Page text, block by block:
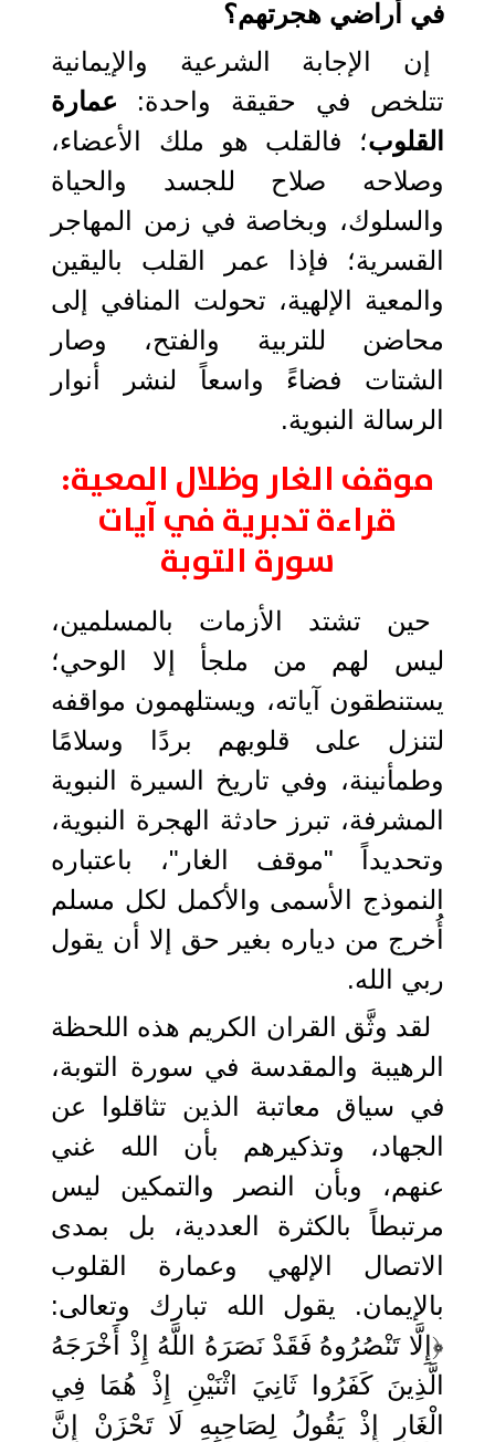
في أراضي هجرتهم؟
إن الإجابة الشرعية والإيمانية
تتلخص في حقيقة واحدة: عمارة
القلوب؛ فالقلب هو ملك الأعضاء،
وصلاحه صلاح للجسد والحياة
والسلوك، وبخاصة في زمن المهاجر
القسرية؛ فإذا عمر القلب باليقين
والمعية الإلهية، تحولت المنافي إلى
محاضن للتربية والفتح، وصار
الشتات فضاءً واسعاً لنشر أنوار
الرسالة النبوية.
موقف الغار وظلال المعية:
قراءة تدبرية في آيات
سورة التوبة
حين تشتد الأزمات بالمسلمين،
ليس لهم من ملجأ إلا الوحي؛
يستنطقون آياته، ويستلهمون مواقفه
لتنزل على قلوبهم بردًا وسلامًا
وطمأنينة، وفي تاريخ السيرة النبوية
المشرفة، تبرز حادثة الهجرة النبوية،
وتحديداً "موقف الغار"، باعتباره
النموذج الأسمى والأكمل لكل مسلم
أُخرج من دياره بغير حق إلا أن يقول
ربي الله.
لقد وثَّق القران الكريم هذه اللحظة
الرهيبة والمقدسة في سورة التوبة،
في سياق معاتبة الذين تثاقلوا عن
الجهاد، وتذكيرهم بأن الله غني
عنهم، وبأن النصر والتمكين ليس
مرتبطاً بالكثرة العددية، بل بمدى
الاتصال الإلهي وعمارة القلوب
بالإيمان. يقول الله تبارك وتعالى:
﴿إِلَّا تَنْصُرُوهُ فَقَدْ نَصَرَهُ اللَّهُ إِذْ أَخْرَجَهُ
الَّذِينَ كَفَرُوا ثَانِيَ اثْنَيْنِ إِذْ هُمَا فِي
الْغَارِ إِذْ يَقُولُ لِصَاحِبِهِ لَا تَحْزَنْ إِنَّ